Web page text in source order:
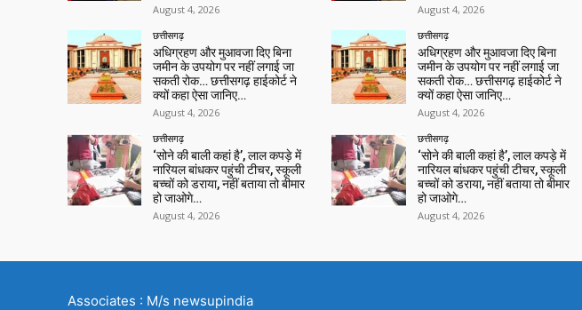
August 4, 2026
छत्तीसगढ़
अधिग्रहण और मुआवजा दिए बिना
जमीन के उपयोग पर नहीं लगाई जा
सकती रोक… छत्तीसगढ़ हाईकोर्ट ने
क्यों कहा ऐसा जानिए…
August 4, 2026
छत्तीसगढ़
‘सोने की बाली कहां है’, लाल कपड़े में
नारियल बांधकर पहुंची टीचर, स्कूली
बच्चों को डराया, नहीं बताया तो बीमार
हो जाओगे…
August 4, 2026
August 4, 2026
छत्तीसगढ़
अधिग्रहण और मुआवजा दिए बिना
जमीन के उपयोग पर नहीं लगाई जा
सकती रोक… छत्तीसगढ़ हाईकोर्ट ने
क्यों कहा ऐसा जानिए…
August 4, 2026
छत्तीसगढ़
‘सोने की बाली कहां है’, लाल कपड़े में
नारियल बांधकर पहुंची टीचर, स्कूली
बच्चों को डराया, नहीं बताया तो बीमार
हो जाओगे…
August 4, 2026
Associates : M/s newsupindia